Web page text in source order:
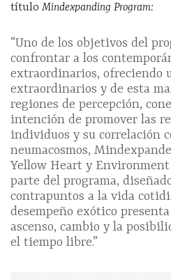
título Mindexpanding Program:
“Uno de los objetivos del
confrontar a los
extraordinarios, ofreciendo
extraordinarios y de esta
regiones de percepción,
intención de promover las
individuos y su correlación
neumacosmos,
Yellow Heart y
parte del programa,
contrapuntos a la vida
desempeño exótico
ascenso, cambio y la
el tiempo libre.”